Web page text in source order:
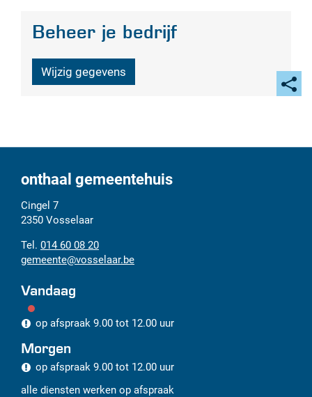
Beheer je bedrijf
Wijzig gegevens
onthaal gemeentehuis
Adres
Cingel 7
2350 Vosselaar
Tel.
014 60 08 20
E-
mail
gemeente@vosselaar.be
Vandaag
op afspraak 9.00 tot 12.00 uur
Morgen
op afspraak 9.00 tot 12.00 uur
alle diensten werken op afspraak